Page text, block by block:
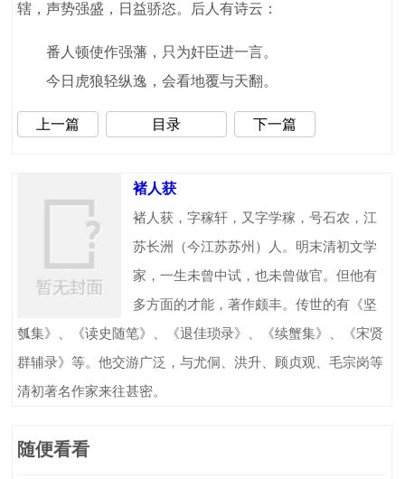
辖，声势强盛，日益骄恣。后人有诗云：
番人顿使作强藩，只为奸臣进一言。
今日虎狼轻纵逸，会看地覆与天翻。
上一篇 目录 下一篇
褚人获
褚人获，字稼轩，又字学稼，号石农，江
苏长洲（今江苏苏州）人。明末清初文学
家，一生未曾中试，也未曾做官。但他有
多方面的才能，著作颇丰。传世的有《坚
瓠集》、《读史随笔》、《退佳琐录》、《续蟹集》、《宋贤
群辅录》等。他交游广泛，与尤侗、洪升、顾贞观、毛宗岗等
清初著名作家来往甚密。
随便看看